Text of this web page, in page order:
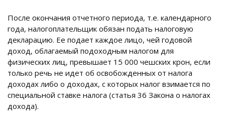
После окончания отчетного периода, т.е. календарного
года, налогоплательщик обязан подать налоговую
декларацию. Ее подает каждое лицо, чей годовой
доход, облагаемый подоходным налогом для
физических лиц, превышает 15 000 чешских крон, если
только речь не идет об освобожденных от налога
доходах либо о доходах, с которых налог взимается по
специальной ставке налога (статья 36 Закона о налогах
дохода).